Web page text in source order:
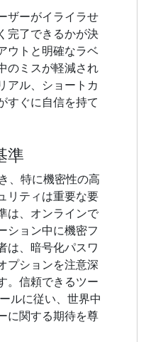
ザーがイライラせ
完了できるかが決
ウトと明確なラベ
のミスが軽減され
アル、ショートカ
すぐに自信を持て
準
、特に機密性の高
リティは重要な要
は、オンラインで
ション中に機密フ
は、暗号化パスワ
プションを注意深
。信頼できるツー
ルに従い、世界中
に関する期待を尊